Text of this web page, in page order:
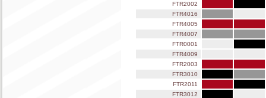
FTR2002
FTR4016
FTR4005
FTR4007
FTR0001
FTR4009
FTR2003
FTR3010
FTR2011
FTR3012